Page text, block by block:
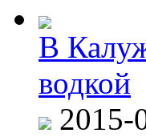
В
водкой
2015-